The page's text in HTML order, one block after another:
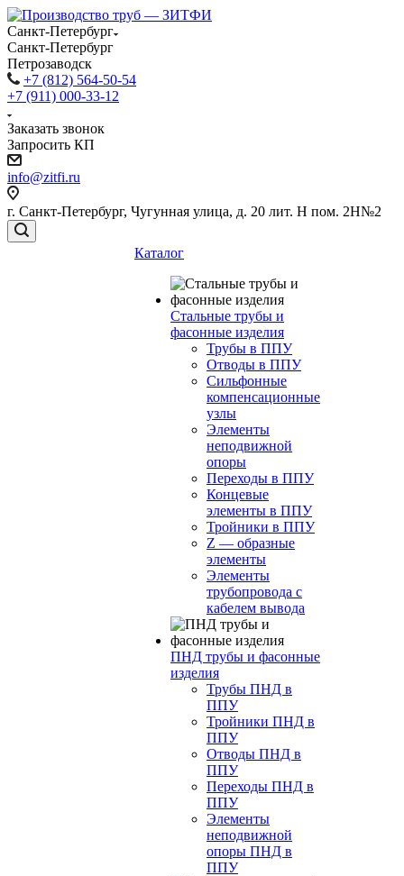
Санкт-Петербург
Санкт-Петербург
Петрозаводск
+7 (812) 564-50-54
+7 (911) 000-33-12
Заказать звонок
Запросить КП
info@zitfi.ru
г. Санкт-Петербург, Чугунная улица, д. 20 лит. Н пом. 2Н№2
Каталог
Стальные трубы и
фасонные изделия
Трубы в ППУ
Отводы в ППУ
Сильфонные
компенсационные
узлы
Элементы
неподвижной
опоры
Переходы в ППУ
Концевые
элементы в ППУ
Тройники в ППУ
Z — образные
элементы
Элементы
трубопровода с
кабелем вывода
ПНД трубы и фасонные
изделия
Трубы ПНД в
ППУ
Тройники ПНД в
ППУ
Отводы ПНД в
ППУ
Переходы ПНД в
ППУ
Элементы
неподвижной
опоры ПНД в
ППУ